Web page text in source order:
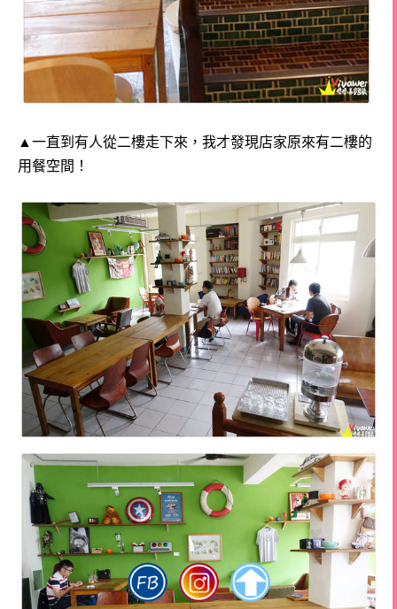
▲一直到有人從二樓走下來，我才發現店家原來有二樓的
用餐空間！